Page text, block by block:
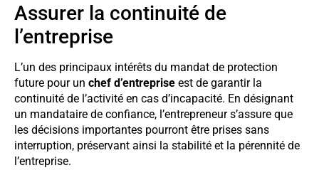
Assurer la continuité de
l’entreprise
L’un des principaux intérêts du mandat de protection
future pour un chef d’entreprise est de garantir la
continuité de l’activité en cas d’incapacité. En désignant
un mandataire de confiance, l’entrepreneur s’assure que
les décisions importantes pourront être prises sans
interruption, préservant ainsi la stabilité et la pérennité de
l’entreprise.